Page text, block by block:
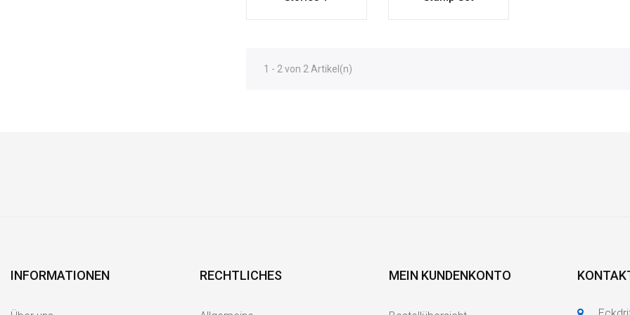
1 - 2 von 2 Artikel(n)
INFORMATIONEN RECHTLICHES MEIN KUNDENKONTO